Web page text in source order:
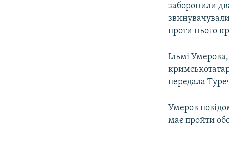
заборонили
проти нього
Ільмі
передала
Умеров
має пройти